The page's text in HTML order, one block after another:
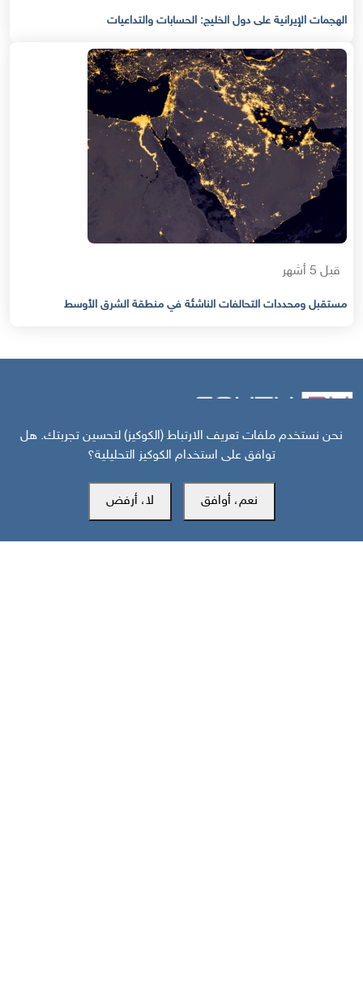
الهجمات الإيرانية على دول الخليج: الحسابات والتداعيات
قبل 5 أشهر
مستقبل ومحددات التحالفات الناشئة في منطقة الشرق الأوسط
مكتب عدن
نحن نستخدم ملفات تعريف الارتباط (الكوكيز) لتحسين تجربتك. هل
توافق على استخدام الكوكيز التحليلية؟
نعم، أوافق لا، أرفض